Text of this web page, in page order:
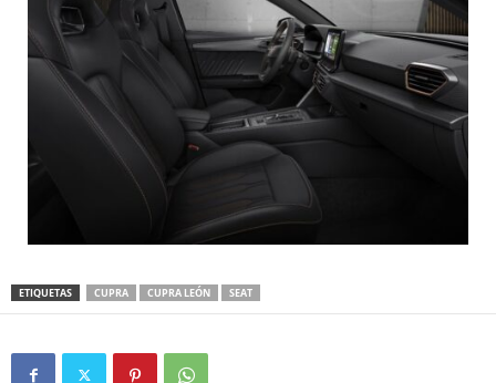
ETIQUETAS CUPRA CUPRA LEÓN SEAT